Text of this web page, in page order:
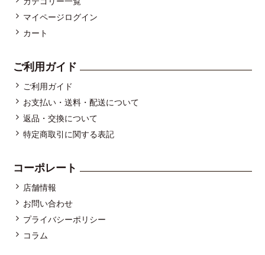
マイページログイン
カート
ご利用ガイド
ご利用ガイド
お支払い・送料・配送について
返品・交換について
特定商取引に関する表記
コーポレート
店舗情報
お問い合わせ
プライバシーポリシー
コラム